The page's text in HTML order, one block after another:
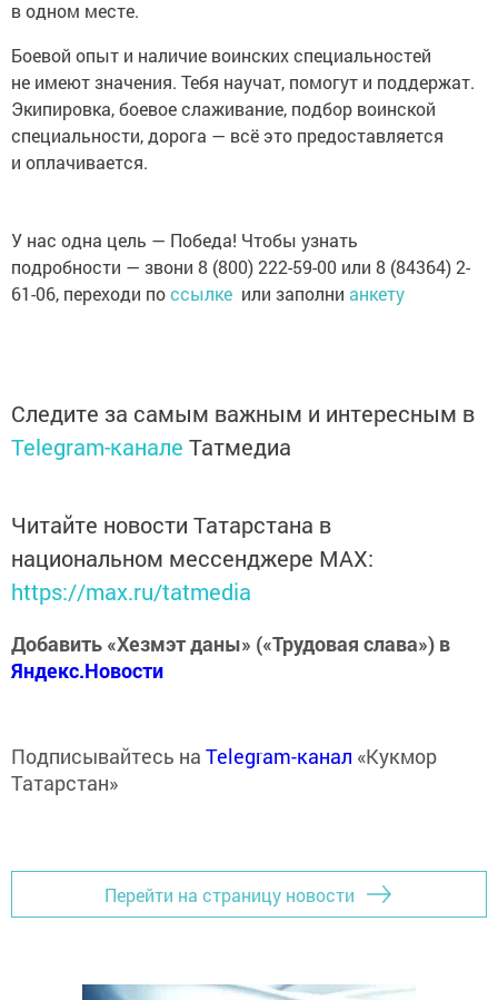
в одном месте.
Боевой опыт и наличие воинских специальностей
не имеют значения. Тебя научат, помогут и поддержат.
Экипировка, боевое слаживание, подбор воинской
специальности, дорога — всё это предоставляется
и оплачивается.
У нас одна цель — Победа! Чтобы узнать
подробности — звони 8 (800) 222-59-00 или 8 (84364) 2-
61-06, переходи поссылке или заполни анкету
Следите за самым важным и интересным в
Telegram-канале Татмедиа
Читайте новости Татарстана в
национальном мессенджере MАХ:
https://max.ru/tatmedia
Добавить «Хезмэт даны» («Трудовая слава») в
Яндекс.Новости
Подписывайтесь на Telegram-канал «Кукмор
Татарстан»
Перейти на страницу новости